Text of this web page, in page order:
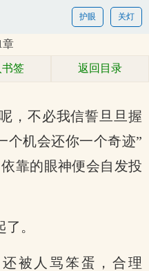
关灯
护眼
章
书签 返回目录
，不必我信誓旦旦握
个机会还你一个奇迹”
靠的眼神便会自发投
。
被人骂笨蛋，合理